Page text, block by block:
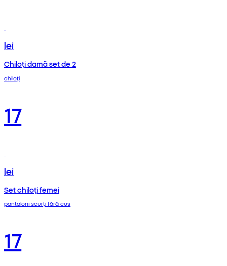
lei
Chiloți damă set de 2
chiloți
17
lei
Set chiloți femei
pantaloni scurți fără cus
17